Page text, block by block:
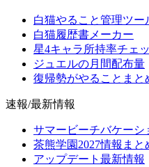
白猫やること管理ツー
白猫履歴書メーカー
星4キャラ所持率チェ
ジュエルの月間配布量
復帰勢がやることまと
速報/最新情報
サマービーチバケーシ
茶熊学園2027情報まと
アップデート最新情報